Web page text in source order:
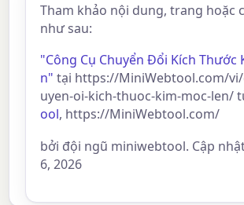
Tham khảo nội dung, trang hoặc
như sau:
"Công Cụ Chuyển Đổi Kích Thước
n" tại https://MiniWebtool.com/
uyen-oi-kich-thuoc-kim-moc-len/
ool, https://MiniWebtool.com/
bởi đội ngũ miniwebtool. Cập
6, 2026